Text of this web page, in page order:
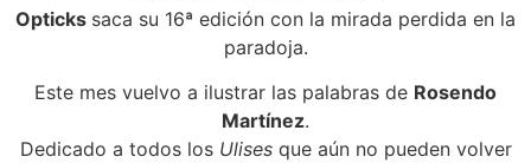
Opticks saca su 16ª edición con la mirada perdida en la
paradoja.
Este mes vuelvo a ilustrar las palabras de Rosendo
Martínez.
Dedicado a todos los Ulisesque aún no pueden volver